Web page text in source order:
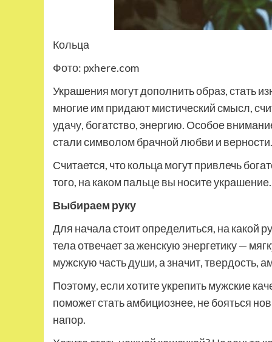
Кольца
Фото: pxhere.com
Украшения могут дополнить образ, стать
многие им придают мистический смысл,
удачу, богатство, энергию. Особое
стали символом брачной любви и верности.
Считается, что кольца могут привлечь
того, на каком пальце вы носите украшение.
Выбираем руку
Для начала стоит определиться, на какой
тела отвечает за женскую энергетику —
мужскую часть души, а значит, твердость,
Поэтому, если хотите укрепить мужские
поможет стать амбициознее, не бояться
напор.